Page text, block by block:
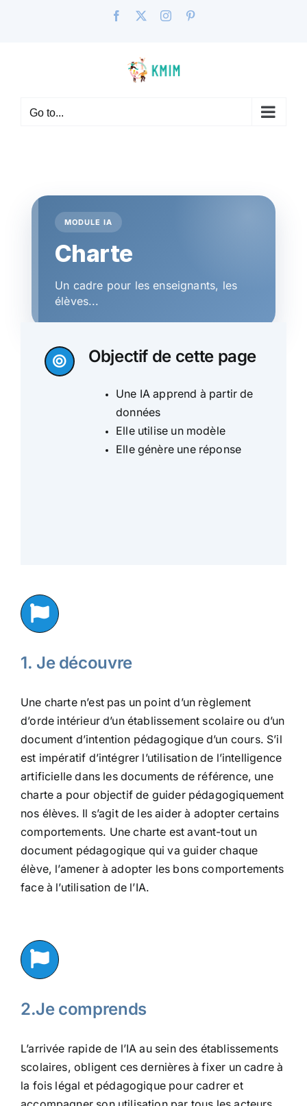
Facebook Instagram
Go to...
MODULE IA
Charte
Un cadre pour les enseignants, les
élèves...
Objectif de cette page
Une IA apprend à partir de
données
Elle utilise un modèle
Elle génère une réponse
1. Je découvre
Une charte n’est pas un point d’un règlement
d’orde intérieur d’un établissement scolaire ou d’un
document d’intention pédagogique d’un cours. S’il
est impératif d’intégrer l’utilisation de l’intelligence
artificielle dans les documents de référence, une
charte a pour objectif de guider pédagogiquement
nos élèves. Il s’agit de les aider à adopter certains
comportements. Une charte est avant-tout un
document pédagogique qui va guider chaque
élève, l’amener à adopter les bons comportements
face à l’utilisation de l’IA.
2.Je comprends
L’arrivée rapide de l’IA au sein des établissements
scolaires, obligent ces dernières à fixer un cadre à
la fois légal et pédagogique pour cadrer et